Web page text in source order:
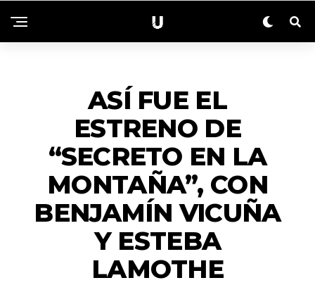
ASÍ FUE EL
ESTRENO DE
“SECRETO EN LA
MONTAÑA”, CON
BENJAMÍN VICUÑA
Y ESTEBA
LAMOTHE